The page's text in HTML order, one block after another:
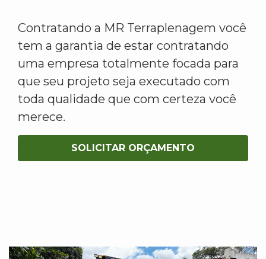
Contratando a MR Terraplenagem você
tem a garantia de estar contratando
uma empresa totalmente focada para
que seu projeto seja executado com
toda qualidade que com certeza você
merece.
SOLICITAR ORÇAMENTO